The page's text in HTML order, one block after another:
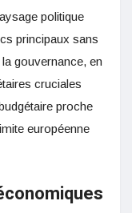
politique
principaux sans
gouvernance, en
cruciales
proche
européenne